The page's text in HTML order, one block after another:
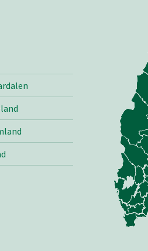
Bemanning
Bygg & Anläggning
Industri & Verkstad